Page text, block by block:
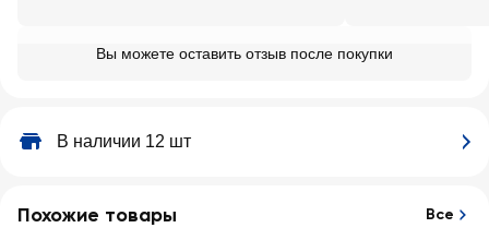
Вы можете оставить отзыв после покупки
В наличии 12 шт
Похожие товары Все